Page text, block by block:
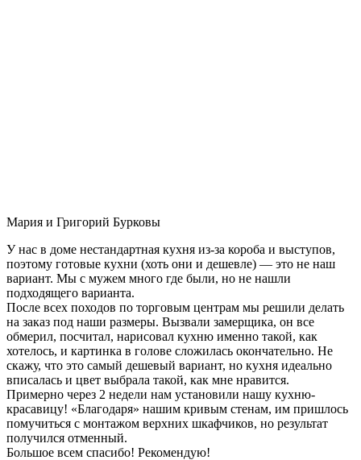
Мария и Григорий Бурковы
У нас в доме нестандартная кухня из-за короба и выступов,
поэтому готовые кухни (хоть они и дешевле) — это не наш
вариант. Мы с мужем много где были, но не нашли
подходящего варианта.
После всех походов по торговым центрам мы решили делать
на заказ под наши размеры. Вызвали замерщика, он все
обмерил, посчитал, нарисовал кухню именно такой, как
хотелось, и картинка в голове сложилась окончательно. Не
скажу, что это самый дешевый вариант, но кухня идеально
вписалась и цвет выбрала такой, как мне нравится.
Примерно через 2 недели нам установили нашу кухню-
красавицу! «Благодаря» нашим кривым стенам, им пришлось
помучиться с монтажом верхних шкафчиков, но результат
получился отменный.
Большое всем спасибо! Рекомендую!